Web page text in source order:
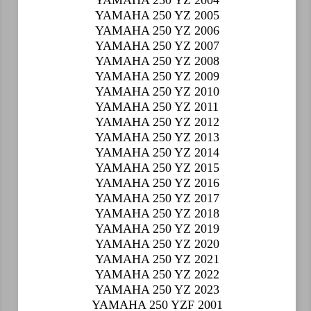
YAMAHA 250 YZ 2005
YAMAHA 250 YZ 2006
YAMAHA 250 YZ 2007
YAMAHA 250 YZ 2008
YAMAHA 250 YZ 2009
YAMAHA 250 YZ 2010
YAMAHA 250 YZ 2011
YAMAHA 250 YZ 2012
YAMAHA 250 YZ 2013
YAMAHA 250 YZ 2014
YAMAHA 250 YZ 2015
YAMAHA 250 YZ 2016
YAMAHA 250 YZ 2017
YAMAHA 250 YZ 2018
YAMAHA 250 YZ 2019
YAMAHA 250 YZ 2020
YAMAHA 250 YZ 2021
YAMAHA 250 YZ 2022
YAMAHA 250 YZ 2023
YAMAHA 250 YZF 2001